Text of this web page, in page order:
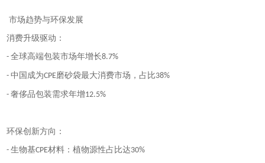
市场趋势与环保发展
消费升级驱动：
-全球高端包装市场年增长8.7%
-中国成为CPE磨砂袋最大消费市场，占比38%
-奢侈品包装需求年增12.5%
环保创新方向：
-生物基CPE材料：植物源性占比达30%